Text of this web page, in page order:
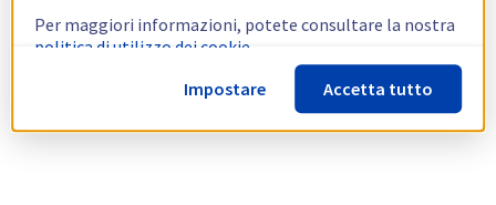
Per maggiori informazioni, potete consultare la nostra
politica di utilizzo dei cookie.
Impostare
Accetta tutto